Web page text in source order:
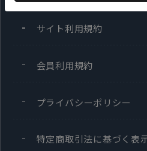
サイト利用規約
会員利用規約
プライバシーポリシー
特定商取引法に基づく表